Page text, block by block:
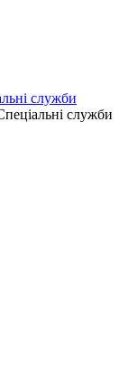
служби
служби